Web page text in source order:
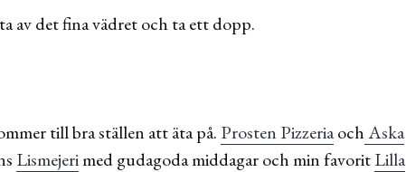
av det fina vädret och ta ett dopp.
till bra ställen att äta på. Prosten PizzeriaochAska
Lismejerimed gudagoda middagar och min favoritLilla